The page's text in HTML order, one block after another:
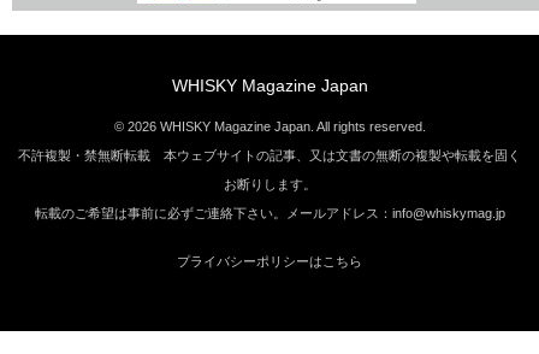
WHISKY Magazine Japan
© 2026 WHISKY Magazine Japan. All rights reserved.
不許複製・禁無断転載 本ウェブサイトの記事、又は文書の無断の複製や転載を固く
お断りします。
転載のご希望は事前に必ずご連絡下さい。メールアドレス：info@whiskymag.jp
プライバシーポリシーはこちら